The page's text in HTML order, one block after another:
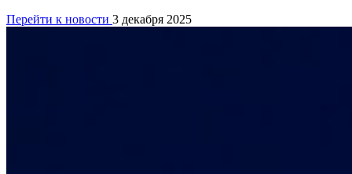
Перейти к новости 3 декабря 2025